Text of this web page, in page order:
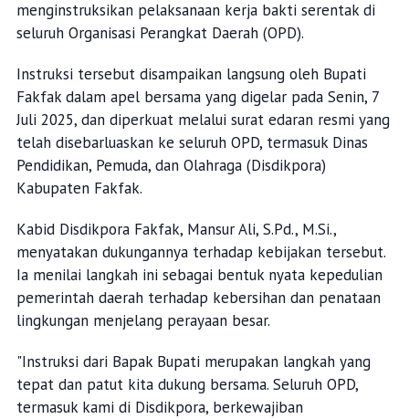
menginstruksikan pelaksanaan kerja bakti serentak di
seluruh Organisasi Perangkat Daerah (OPD).
Instruksi tersebut disampaikan langsung oleh Bupati
Fakfak dalam apel bersama yang digelar pada Senin, 7
Juli 2025, dan diperkuat melalui surat edaran resmi yang
telah disebarluaskan ke seluruh OPD, termasuk Dinas
Pendidikan, Pemuda, dan Olahraga (Disdikpora)
Kabupaten Fakfak.
Kabid Disdikpora Fakfak, Mansur Ali, S.Pd., M.Si.,
menyatakan dukungannya terhadap kebijakan tersebut.
Ia menilai langkah ini sebagai bentuk nyata kepedulian
pemerintah daerah terhadap kebersihan dan penataan
lingkungan menjelang perayaan besar.
"Instruksi dari Bapak Bupati merupakan langkah yang
tepat dan patut kita dukung bersama. Seluruh OPD,
termasuk kami di Disdikpora, berkewajiban